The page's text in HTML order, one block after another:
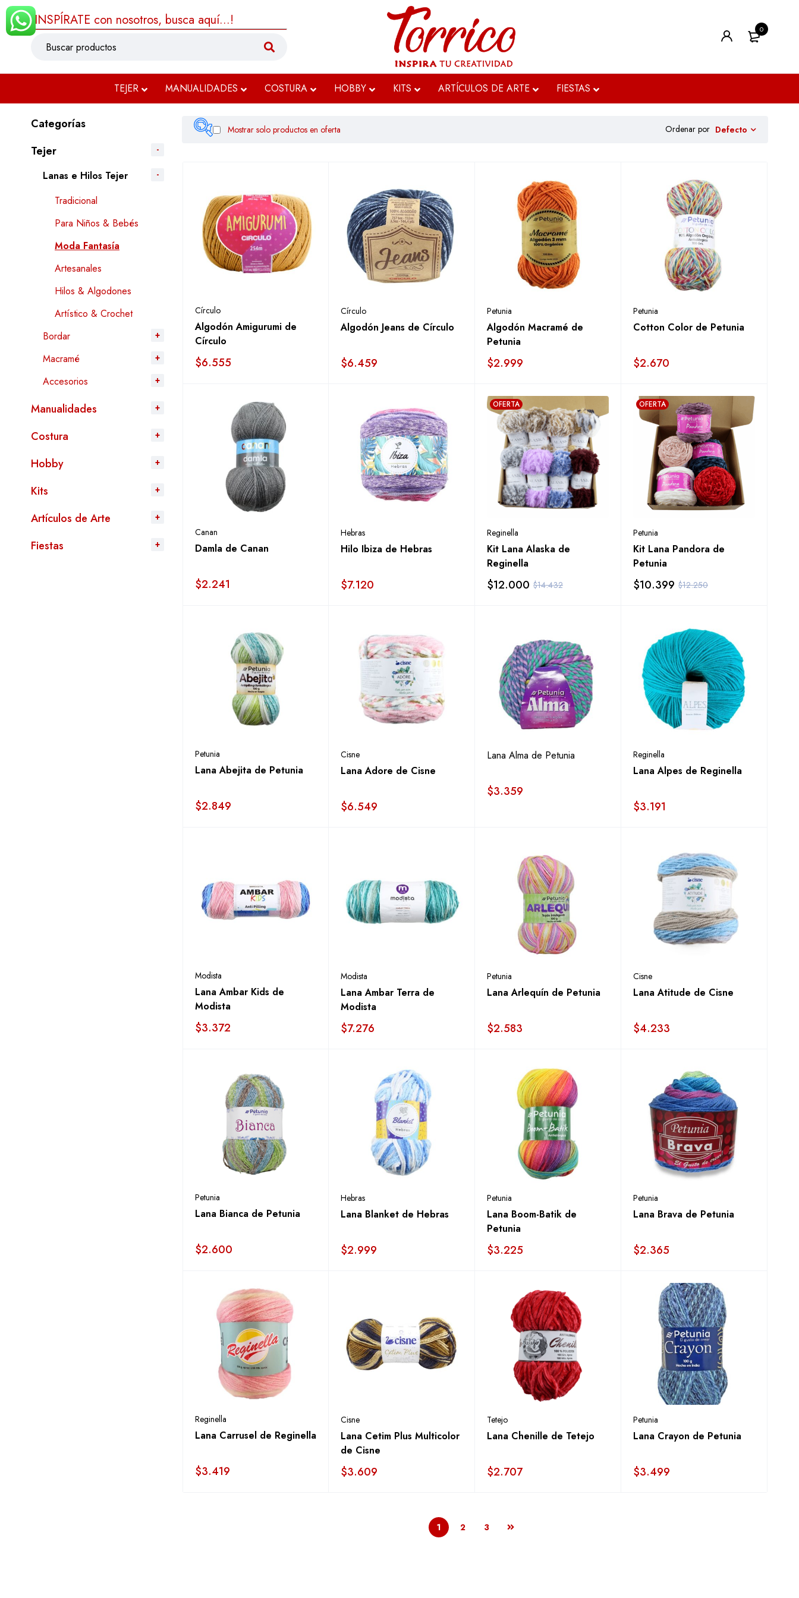
¡INSPÍRATE con nosotros, busca aquí...!
0
TEJER MANUALIDADES COSTURA HOBBY KITS ARTÍCULOS DE ARTE FIESTAS
Categorías
Tejer
Lanas e Hilos Tejer
Tradicional
Para Niños & Bebés
Moda Fantasía
Artesanales
Hilos & Algodones
Artístico & Crochet
Bordar
Macramé
Accesorios
Manualidades
Costura
Hobby
Kits
Artículos de Arte
Fiestas
Filtrar
Ordenar por Defecto
Mostrar solo productos en oferta
Círculo
Algodón Amigurumi de
Círculo
$6.555
Círculo
Algodón Jeans de Círculo
$6.459
Petunia
Algodón Macramé de
Petunia
$2.999
Petunia
Cotton Color de Petunia
$2.670
Canan
Damla de Canan
$2.241
Hebras
Hilo Ibiza de Hebras
$7.120
OFERTA
Reginella
Kit Lana Alaska de
Reginella
$14.432
$12.000
OFERTA
Petunia
Kit Lana Pandora de
Petunia
$12.250
$10.399
Petunia
Lana Abejita de Petunia
$2.849
Cisne
Lana Adore de Cisne
$6.549
Lana Alma de Petunia
$3.359
Reginella
Lana Alpes de Reginella
$3.191
Modista
Lana Ambar Kids de
Modista
$3.372
Modista
Lana Ambar Terra de
Modista
$7.276
Petunia
Lana Arlequín de Petunia
$2.583
Cisne
Lana Atitude de Cisne
$4.233
Petunia
Lana Bianca de Petunia
$2.600
Hebras
Lana Blanket de Hebras
$2.999
Petunia
Lana Boom-Batik de
Petunia
$3.225
Petunia
Lana Brava de Petunia
$2.365
Reginella
Lana Carrusel de Reginella
$3.419
Cisne
Lana Cetim Plus Multicolor
de Cisne
$3.609
Tetejo
Lana Chenille de Tetejo
$2.707
Petunia
Lana Crayon de Petunia
$3.499
1 2 3